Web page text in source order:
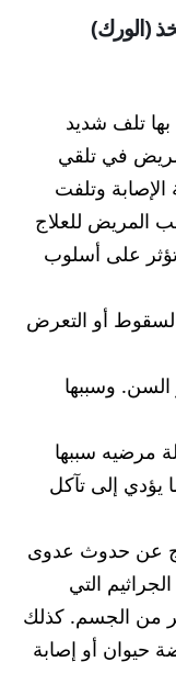
(الورك)
تلف شديد
في تلقي
وتلفت
المريض للعلاج
تؤثر على أسلوب
أو التعرض
السن. وسببها
مرضيه سببها
يؤدي إلى تآكل
عن حدوث عدوى
التي
من الجسم. كذلك
حيوان أو إصابة